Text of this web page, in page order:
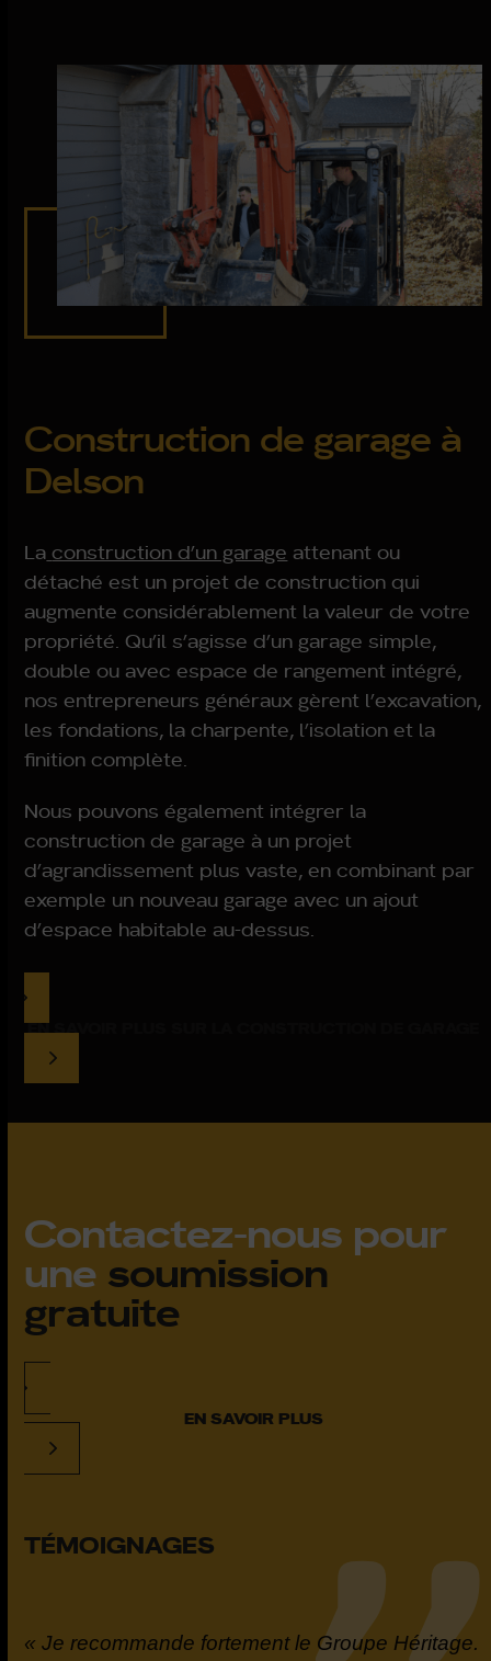
Construction de garage à
Delson
La construction d’un garage attenant ou
détaché est un projet de construction qui
augmente considérablement la valeur de votre
propriété. Qu’il s’agisse d’un garage simple,
double ou avec espace de rangement intégré,
nos entrepreneurs généraux gèrent l’excavation,
les fondations, la charpente, l’isolation et la
finition complète.
Nous pouvons également intégrer la
construction de garage à un projet
d’agrandissement plus vaste, en combinant par
exemple un nouveau garage avec un ajout
d’espace habitable au-dessus.
EN SAVOIR PLUS SUR LA CONSTRUCTION DE GARAGE
Contactez-nous pour
une soumission
gratuite
EN SAVOIR PLUS
TÉMOIGNAGES
« Je recommande fortement le Groupe Héritage.